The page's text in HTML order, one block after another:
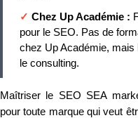
✓ Chez Up Académie :
pour le SEO. Pas de
chez Up Académie, mais
le consulting.
Maîtriser le SEO SEA
pour toute marque qui veut